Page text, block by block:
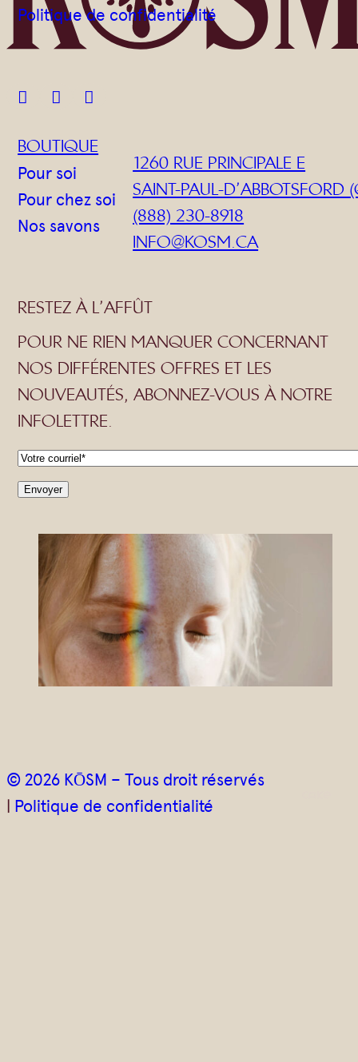
Politique de confidentialité
  
BOUTIQUE
Pour soi
Pour chez soi
Nos savons
1260 RUE PRINCIPALE E
SAINT-PAUL-D’ABBOTSFORD
(888) 230-8918
INFO@KOSM.CA
RESTEZ À L’AFFÛT
POUR NE RIEN MANQUER CONCERNANT
NOS DIFFÉRENTES OFFRES ET LES
NOUVEAUTÉS, ABONNEZ-VOUS À NOTRE
INFOLETTRE.
C
o
© 2026 KŌSM – Tous droit réservés
| Politique de confidentialité